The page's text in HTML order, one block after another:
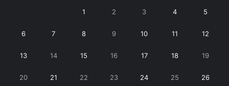
1 2 3 4 5
6 7 8 9 10 11 12
13 14 15 16 17 18 19
20 21 22 23 24 25 26